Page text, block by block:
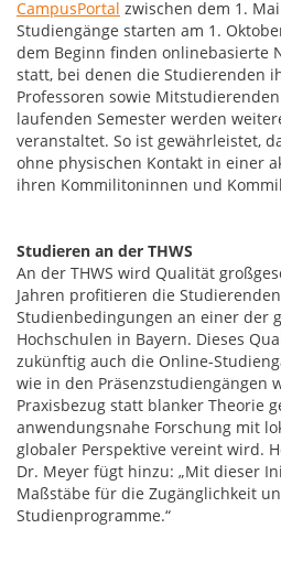
CampusPortal zwischen dem 1.
Studiengänge starten am 1.
dem Beginn finden onlinebasierte
statt, bei denen die Studierenden
Professoren sowie
laufenden Semester werden
veranstaltet. So ist gewährleistet,
ohne physischen Kontakt in einer
ihren Kommilitoninnen und
Studieren an der THWS
An der THWS wird Qualität
Jahren profitieren die
Studienbedingungen an einer der
Hochschulen in Bayern. Dieses
zukünftig auch die Online-
wie in den Präsenzstudiengängen
Praxisbezug statt blanker Theorie
anwendungsnahe Forschung mit
globaler Perspektive vereint wird.
Dr. Meyer fügt hinzu: „Mit dieser
Maßstäbe für die Zugänglichkeit
Studienprogramme.“